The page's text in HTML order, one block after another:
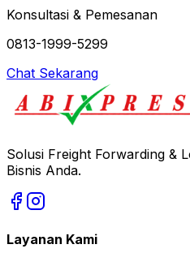
Konsultasi & Pemesanan
0813-1999-5299
Chat Sekarang
Solusi Freight Forwarding &
Bisnis Anda.
Layanan Kami